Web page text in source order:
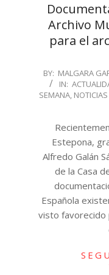
Archivo
para el
2026-
05-
15
BY: MALGARA
IN:
SEMANA, NOTICIAS
Estepona,
Alfredo Galán
de la Casa
Española
visto favorecido